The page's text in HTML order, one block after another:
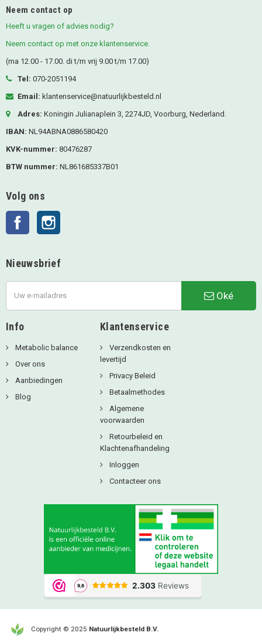
Neem contact op
Heeft u vragen of advies nodig?
Neem contact op met onze klantenservice.
(ma 12.00 - 17.00. di t/m vrij 9.00 t/m 17.00)
Tel: 070-2051194
Email: klantenservice@natuurlijkbesteld.nl
Adres: Koningin Julianaplein 3, 2274JD, Voorburg, Nederland.
IBAN: NL94ABNA0886580420
KVK-nummer: 80476287
BTW nummer: NL861685337B01
Volg ons
Facebook
Nieuwsbrief
Oké
Info
Metabolic balance
Over ons
Aanbiedingen
Blog
Klantenservice
Verzendkosten en
levertijd
Privacy Beleid
Betaalmethodes
Algemene
voorwaarden
Retourbeleid en
Klachtenafhandeling
Inloggen
Contacteer ons
Copyright © 2025 Natuurlijkbesteld B.V.